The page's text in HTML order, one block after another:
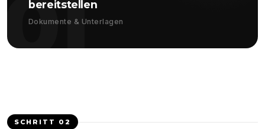
01
bereitstellen
Dokumente & Unterlagen
SCHRITT 02